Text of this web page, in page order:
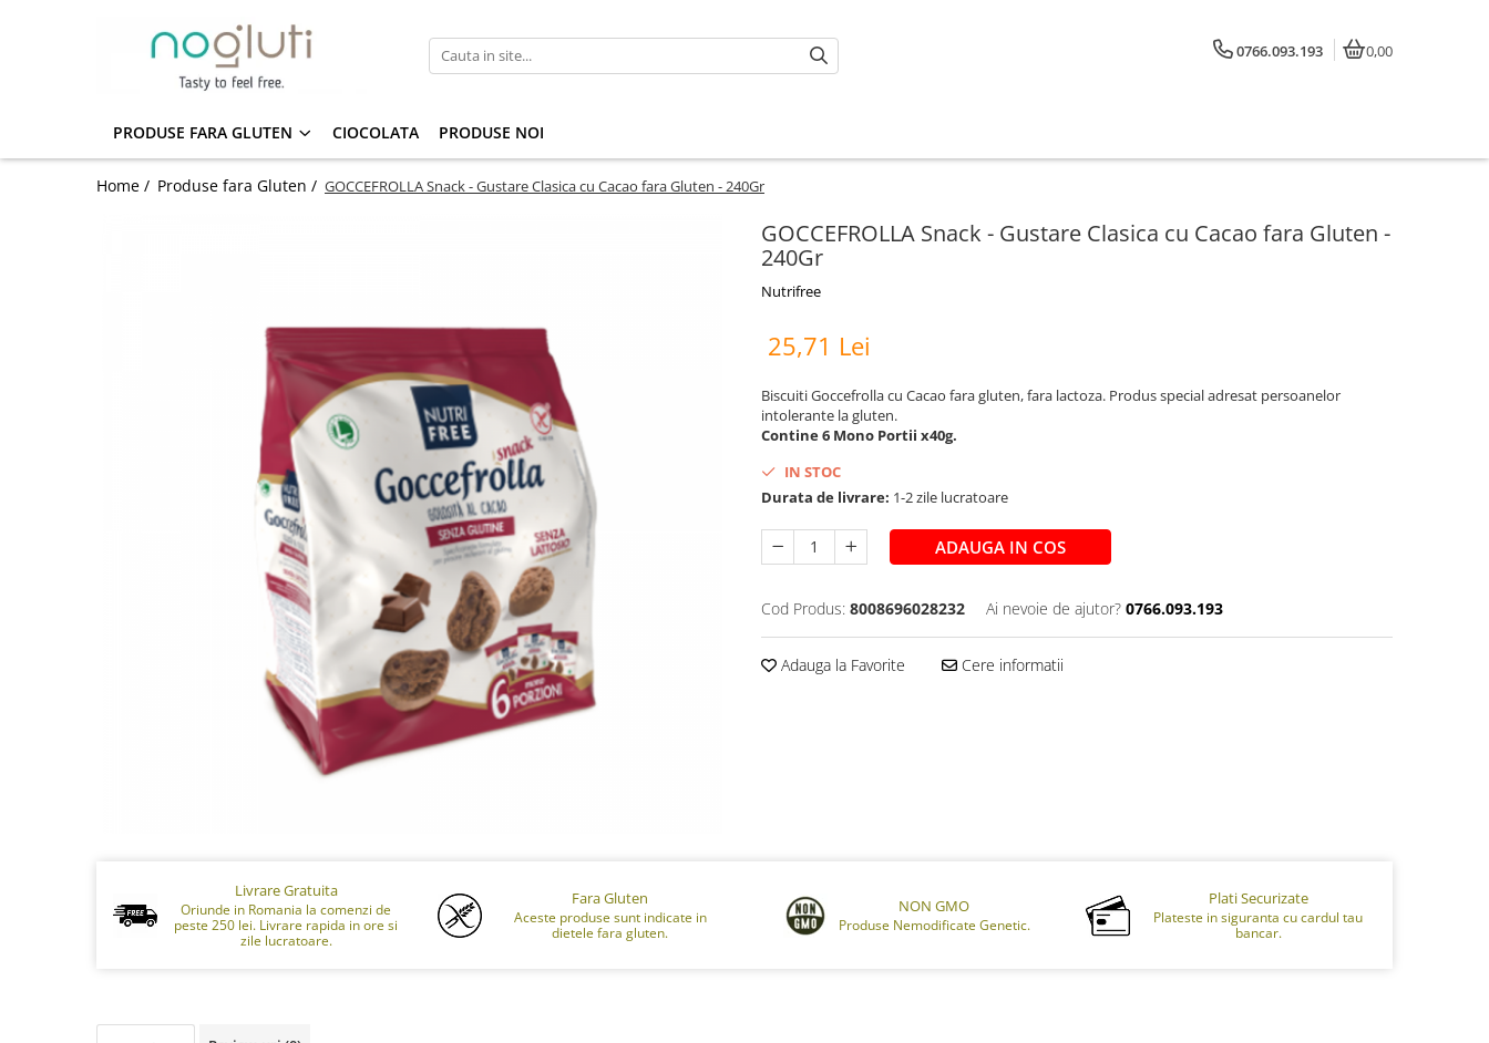
Cereale fara gluten
Faina fara gluten
0766.093.193 0,00
PRODUSE FARA GLUTEN CIOCOLATA PRODUSE NOI
Home / Produse fara Gluten / GOCCEFROLLA Snack - Gustare Clasica cu Cacao fara Gluten - 240Gr
GOCCEFROLLA Snack - Gustare Clasica cu Cacao fara Gluten -
240Gr
Nutrifree
25,71 Lei
Biscuiti Goccefrolla cu Cacao fara gluten, fara lactoza. Produs special adresat persoanelor
intolerante la gluten.
Contine 6 Mono Portii x40g.
IN STOC
Durata de livrare: 1-2 zile lucratoare
ADAUGA IN COS
Cod Produs: 8008696028232 Ai nevoie de ajutor? 0766.093.193
Adauga la Favorite Cere informatii
Livrare Gratuita
Oriunde in Romania la comenzi de
peste 250 lei. Livrare rapida in ore si
zile lucratoare.
Fara Gluten
Aceste produse sunt indicate in
dietele fara gluten.
NON GMO
Produse Nemodificate Genetic.
Plati Securizate
Plateste in siguranta cu cardul tau
bancar.